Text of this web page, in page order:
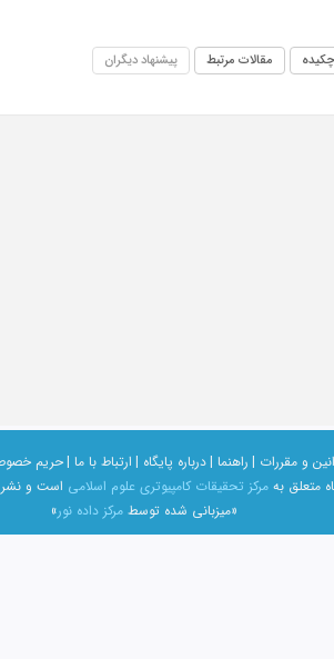
چکیده مقالات مرتبط پیشنهاد دیگران
و مقررات | راهنما |درباره پایگاه | ارتباط با ما |حریم
متعلق به مرکز تحقیقات کامپیوتری علوم اسلامی است و نشر
«میزبانی شده توسطمرکز داده نور»